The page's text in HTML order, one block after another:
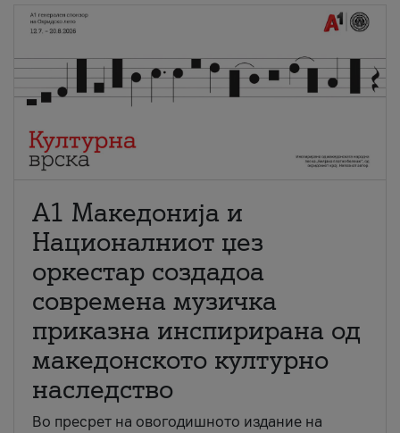
А1 Македонија и
Националниот џез
оркестар создадоа
современа музичка
приказна инспирирана од
македонското културно
наследство
Во пресрет на овогодишното издание на